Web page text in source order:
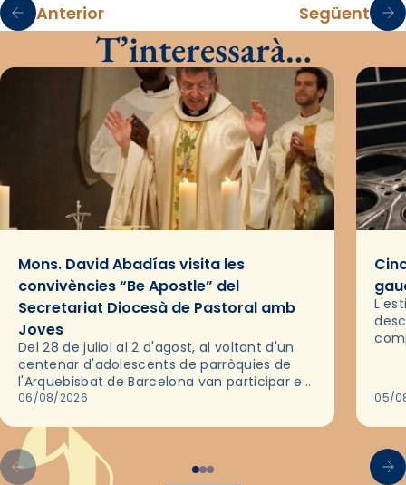
Anterior Següent
T’interessarà…
Mons. David Abadías visita les
convivències “Be Apostle” del
Secretariat Diocesà de Pastoral amb
Joves
Del 28 de juliol al 2 d'agost, al voltant d'un
centenar d'adolescents de parròquies de
l'Arquebisbat de Barcelona van participar en
les convivències Be Apostle, organitzades
06/08/2026 05/